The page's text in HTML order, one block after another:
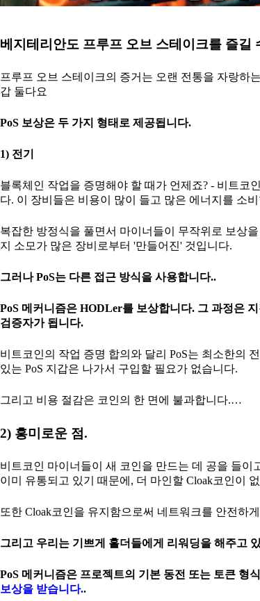
베지테리안도 프루프 오브 스테이크를 즐길
프루프 오브 스테이크의 증거는 오랜 전통을 자랑하
갑 둘다요
PoS 보상은 두 가지 형태로 제공됩니다.
1) 전기
블록체인 작업을 증명해야 할 때가 언제죠? - 비트코
다. 이 장비들은 비용이 많이 들고 많은 에너지를 소
복잡한 방정식을 풀면서 마이너들이 무작위로 보상
지 소모가 많은 장비로부터 '만들어진' 것입니다.
그러나 PoS는 다른 접근 방식을 사용합니다..
PoS 메커니즘은 HODLer를 보상합니다. 그 과정은
검증자가 됩니다.
비트코인의 작업 증명 합의와 달리 PoS는 최소한의
있는 PoS 지갑은 나가서 구입할 필요가 없습니다.
그리고 비용 절감은 코인의 한 면에 불과합니다.…
2) 흥미로운 점.
비트코인 마이너들이 새 코인을 만드는 데 공을 들이
이미 유통되고 있기 때문에, 더 마인할 Cloak코인이
또한 Cloak코인을 유지함으로써 네트워크를 안전하
그리고 우리는 기쁘게 홀더들에게 리워딩을 해주고
PoS 메커니즘은 프로젝트의 기본 동전 또는 토큰 형
보상을 받습니다..